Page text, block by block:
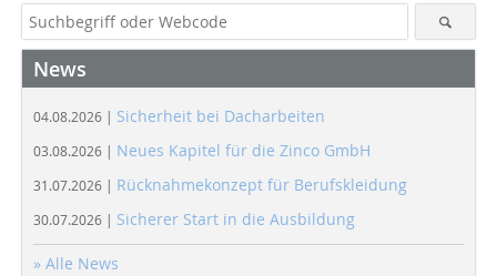
News
04.08.2026 | Sicherheit bei Dacharbeiten
03.08.2026 | Neues Kapitel für die Zinco GmbH
31.07.2026 | Rücknahmekonzept für Berufskleidung
30.07.2026 | Sicherer Start in die Ausbildung
» Alle News